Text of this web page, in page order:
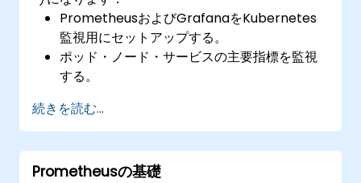
PrometheusおよびGrafanaをKubernetes
監視用にセットアップする。
ポッド・ノード・サービスの主要指標を監視
する。
化できる動的なダッシュボードを作成する。
問題発生に迅速に対応するためのアラート設
定戦略を実装する。
Kubernetes環境において監視ソリューショ
続きを読む...
Prometheusの基礎